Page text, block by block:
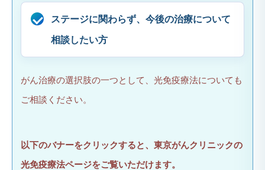
ステージに関わらず、今後の治療について
相談したい方
がん治療の選択肢の一つとして、光免疫療法についても
ご相談ください。
以下のバナーをクリックすると、東京がんクリニックの
光免疫療法ページをご覧いただけます。